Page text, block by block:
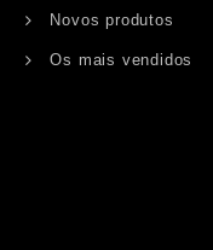
Novos produtos
Os mais vendidos